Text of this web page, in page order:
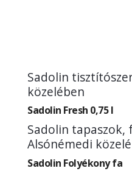
Sadolin
közelében
Sadolin Fresh 0,75 l
Sadolin
Alsónémedi
Sadolin Folyékony fa